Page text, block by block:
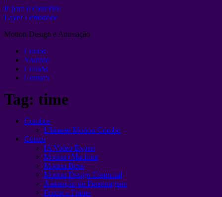
Ir para o conteúdo
Layer Lemonade
Motion Design e Animação
Cursos
Youtube
Collabs
Contato
Tag: time
Combos
Ultimate Motion Combo
Cursos
IA Video Expert
Motion+Machine
Motion Boss
Motion Design Essencial
Animação de Personagens
Frame a Frame